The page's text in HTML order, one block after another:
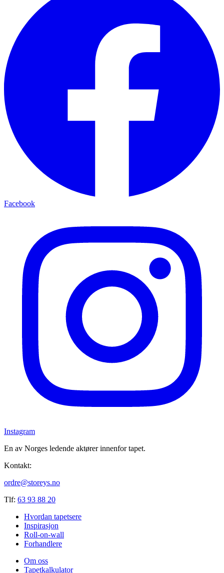
Facebook
Instagram
En av Norges ledende aktører innenfor tapet.
Kontakt:
ordre@storeys.no
Tlf: 63 93 88 20
Hvordan tapetsere
Inspirasjon
Roll-on-wall
Forhandlere
Om oss
Tapetkalkulator